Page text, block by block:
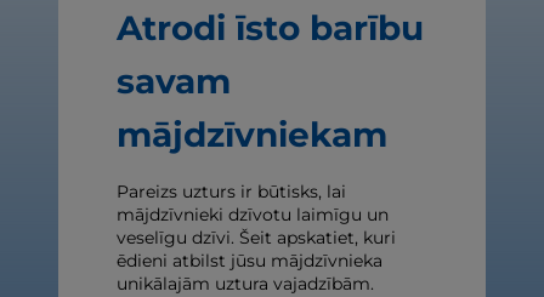
Atrodi īsto barību
savam
mājdzīvniekam
Pareizs uzturs ir būtisks, lai
mājdzīvnieki dzīvotu laimīgu un
veselīgu dzīvi. Šeit apskatiet, kuri
ēdieni atbilst jūsu mājdzīvnieka
unikālajām uztura vajadzībām.